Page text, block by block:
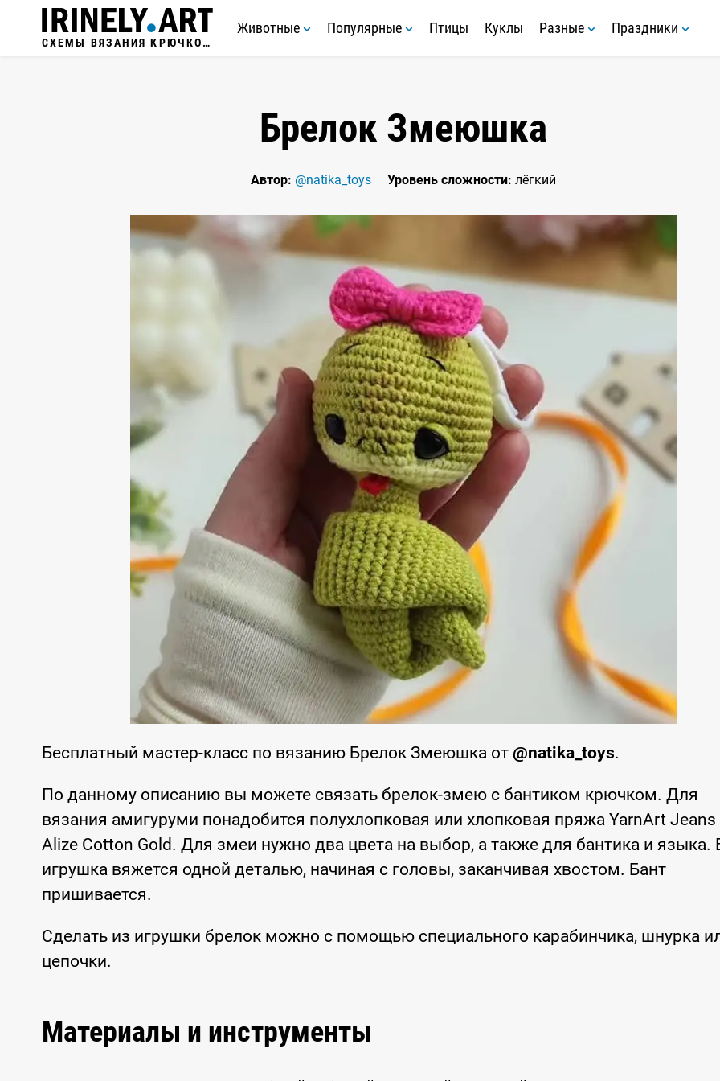
СХЕМЫ ВЯЗАНИЯ КРЮЧКОМ
Животные Популярные Птицы Куклы Разные Праздники
Брелок Змеюшка
Автор: @natika_toys Уровень сложности: лёгкий
Бесплатный мастер-класс по вязанию Брелок Змеюшка от @natika_toys.
По данному описанию вы можете связать брелок-змею с бантиком крючком. Для
вязания амигуруми понадобится полухлопковая или хлопковая пряжа YarnArt
Alize Cotton Gold. Для змеи нужно два цвета на выбор, а также для бантика и языка.
игрушка вяжется одной деталью, начиная с головы, заканчивая хвостом. Бант
пришивается.
Сделать из игрушки брелок можно с помощью специального карабинчика, шнурка
цепочки.
Материалы и инструменты